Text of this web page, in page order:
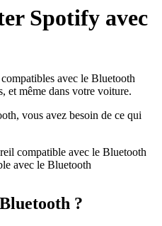
Spotify avec
avec le Bluetooth
et même dans votre voiture.
vous avez besoin de ce qui
compatible avec le Bluetooth
avec le Bluetooth
?